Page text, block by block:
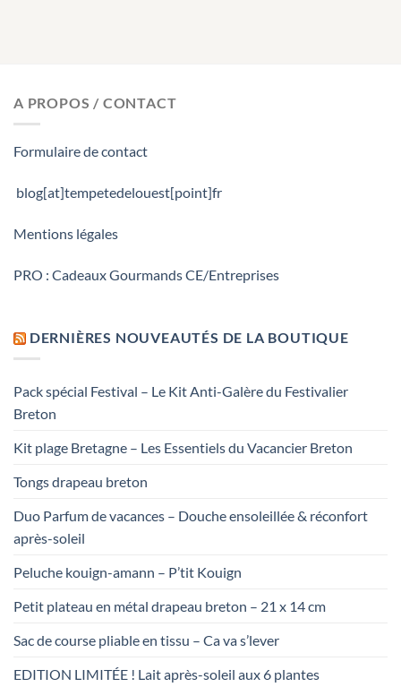
A PROPOS / CONTACT
Formulaire de contact
blog[at]tempetedelouest[point]fr
Mentions légales
PRO : Cadeaux Gourmands CE/Entreprises
DERNIÈRES NOUVEAUTÉS DE LA BOUTIQUE
Pack spécial Festival – Le Kit Anti-Galère du Festivalier
Breton
Kit plage Bretagne – Les Essentiels du Vacancier Breton
Tongs drapeau breton
Duo Parfum de vacances – Douche ensoleillée & réconfort
après-soleil
Peluche kouign-amann – P’tit Kouign
Petit plateau en métal drapeau breton – 21 x 14 cm
Sac de course pliable en tissu – Ca va s’lever
EDITION LIMITÉE ! Lait après-soleil aux 6 plantes